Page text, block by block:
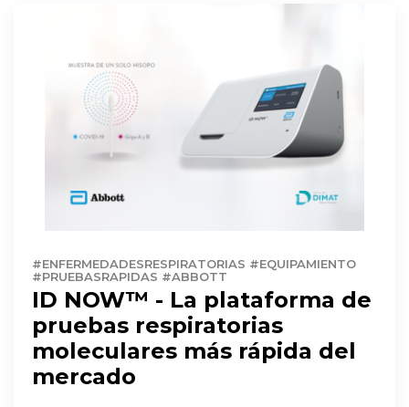
#ENFERMEDADESRESPIRATORIAS #EQUIPAMIENTO
#PRUEBASRAPIDAS #ABBOTT
ID NOW™ - La plataforma de
pruebas respiratorias
moleculares más rápida del
mercado